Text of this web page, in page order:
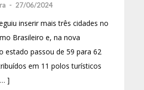
- 27/06/2024
inserir mais três cidades no
Brasileiro e, na nova
estado passou de 59 para 62
em 11 polos turísticos
]